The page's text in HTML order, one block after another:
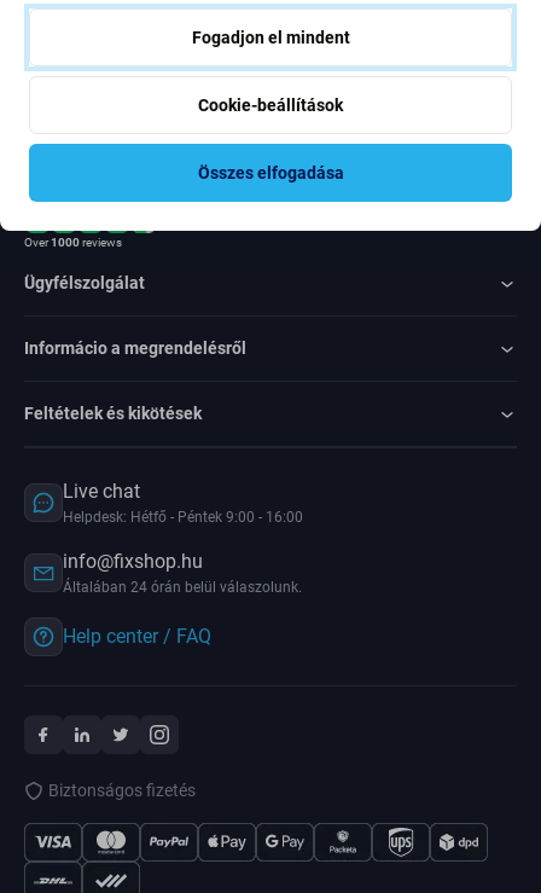
Egyetértek azzal, hogy híreket kapjak
Rated Excellent
Over1000reviews
Ügyfélszolgálat
Informácio a megrendelésről
Feltételek és kikötések
Live chat
Helpdesk: Hétfő - Péntek 9:00 - 16:00
info@fixshop.hu
Általában 24 órán belül válaszolunk.
Help center / FAQ
Biztonságos fizetés
Fogadjon el mindent
Cookie-beállítások
Összes elfogadása